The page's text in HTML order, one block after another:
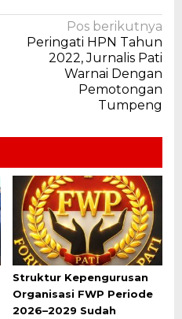
Pos berikutnya
Peringati HPN Tahun
2022, Jurnalis Pati
Warnai Dengan
Pemotongan
Tumpeng
Struktur Kepengurusan
Organisasi FWP Periode
2026–2029 Sudah